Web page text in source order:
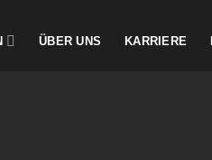
ÜBER UNS KARRIERE